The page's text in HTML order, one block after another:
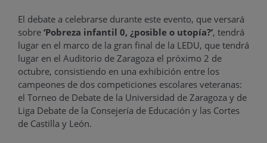
El debate a celebrarse durante este evento, que versará
sobre ‘Pobreza infantil 0, ¿posible o utopía?’, tendrá
lugar en el marco de la gran final de la LEDU, que tendrá
lugar en el Auditorio de Zaragoza el próximo 2 de
octubre, consistiendo en una exhibición entre los
campeones de dos competiciones escolares veteranas:
el Torneo de Debate de la Universidad de Zaragoza y de
Liga Debate de la Consejería de Educación y las Cortes
de Castilla y León.